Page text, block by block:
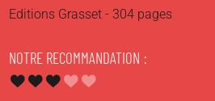
Editions Grasset - 304 pages
NOTRE RECOMMANDATION